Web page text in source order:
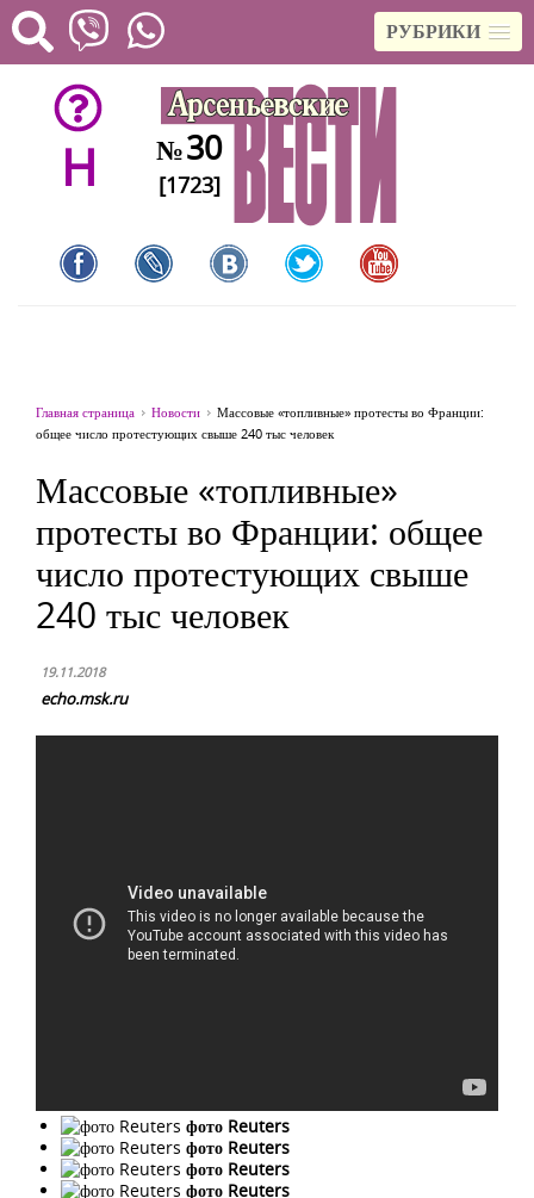
РУБРИКИ
H №30
[1723]
Главная страница Новости
Массовые «топливные» протесты во Франции:
общее число протестующих свыше 240 тыс человек
Массовые «топливные»
протесты во Франции: общее
число протестующих свыше
240 тыс человек
19.11.2018
echo.msk.ru
фото Reuters
фото Reuters
фото Reuters
фото Reuters